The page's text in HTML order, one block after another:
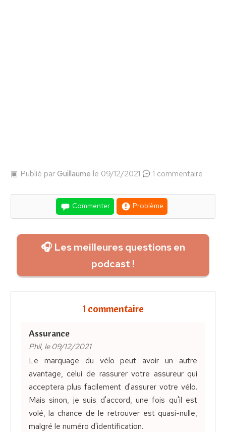
Publié parGuillaume le 09/12/2021 1 commentaire
Commenter Problème
🎧 Les meilleures questions en
podcast !
1 commentaire
Assurance
Phil, le 09/12/2021
Le marquage du vélo peut avoir un autre
avantage, celui de rassurer votre assureur qui
acceptera plus facilement d'assurer votre vélo.
Mais sinon, je suis d'accord, une fois qu'il est
volé, la chance de le retrouver est quasi-nulle,
malgré le numéro d'identification.